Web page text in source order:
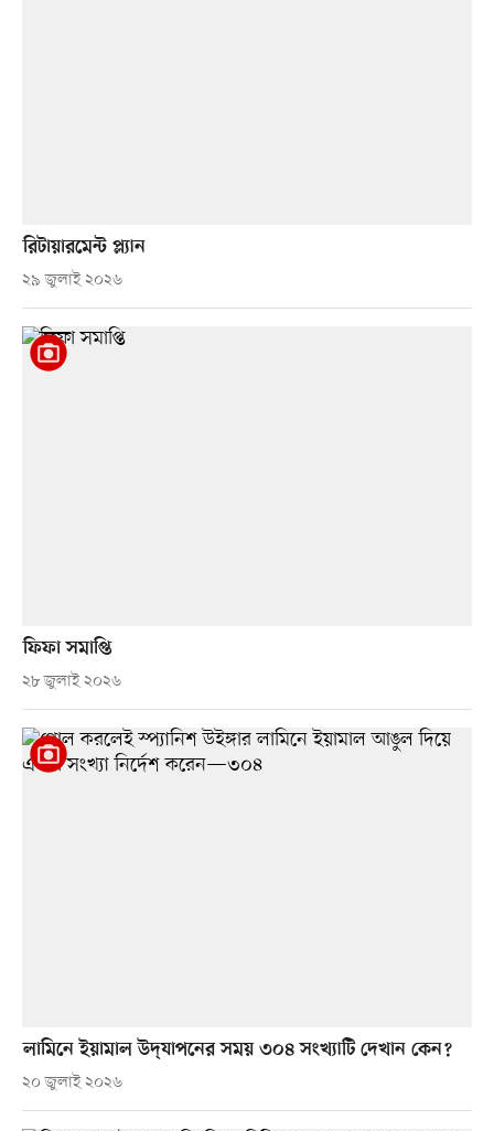
রিটায়ারমেন্ট প্ল্যান
২৯ জুলাই ২০২৬
ফিফা সমাপ্তি
২৮ জুলাই ২০২৬
লামিনে ইয়ামাল উদ্‌যাপনের সময় ৩০৪ সংখ্যাটি দেখান কেন?
২০ জুলাই ২০২৬